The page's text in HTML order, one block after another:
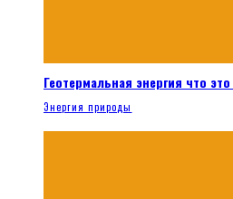
Геотермальная энергия что
Энергия природы